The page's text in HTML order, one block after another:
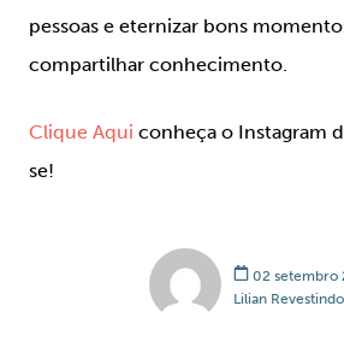
pessoas e eternizar bons
compartilhar conhecimento.
Clique Aqui conheça o Instagram
se!
02 setembro
Lilian